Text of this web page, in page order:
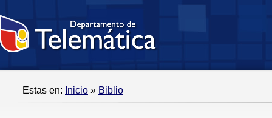
Estas en: Inicio » Biblio